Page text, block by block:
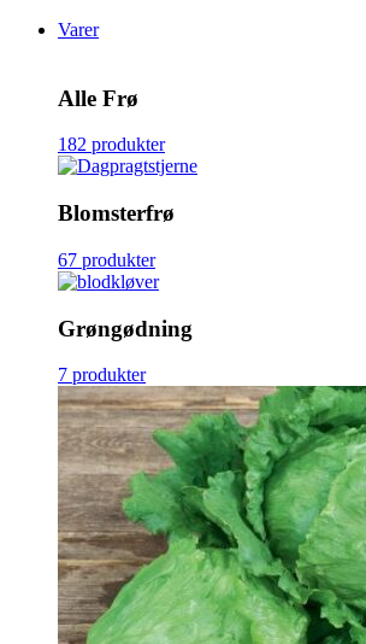
Varer
Alle Frø
182 produkter
Blomsterfrø
67 produkter
Grøngødning
7 produkter